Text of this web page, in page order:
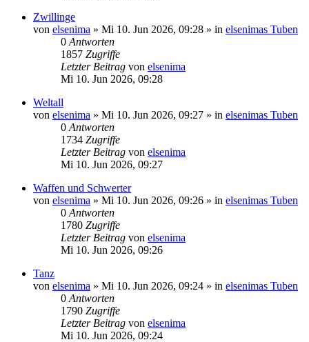
Zwillinge
von elsenima » Mi 10. Jun 2026, 09:28 » in elsenimas Tuben
0 Antworten
1857 Zugriffe
Letzter Beitrag von elsenima
Mi 10. Jun 2026, 09:28
Weltall
von elsenima » Mi 10. Jun 2026, 09:27 » in elsenimas Tuben
0 Antworten
1734 Zugriffe
Letzter Beitrag von elsenima
Mi 10. Jun 2026, 09:27
Waffen und Schwerter
von elsenima » Mi 10. Jun 2026, 09:26 » in elsenimas Tuben
0 Antworten
1780 Zugriffe
Letzter Beitrag von elsenima
Mi 10. Jun 2026, 09:26
Tanz
von elsenima » Mi 10. Jun 2026, 09:24 » in elsenimas Tuben
0 Antworten
1790 Zugriffe
Letzter Beitrag von elsenima
Mi 10. Jun 2026, 09:24